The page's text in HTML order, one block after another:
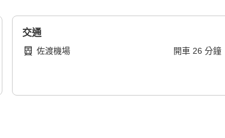
交通
佐渡機場 開車 26 分鐘